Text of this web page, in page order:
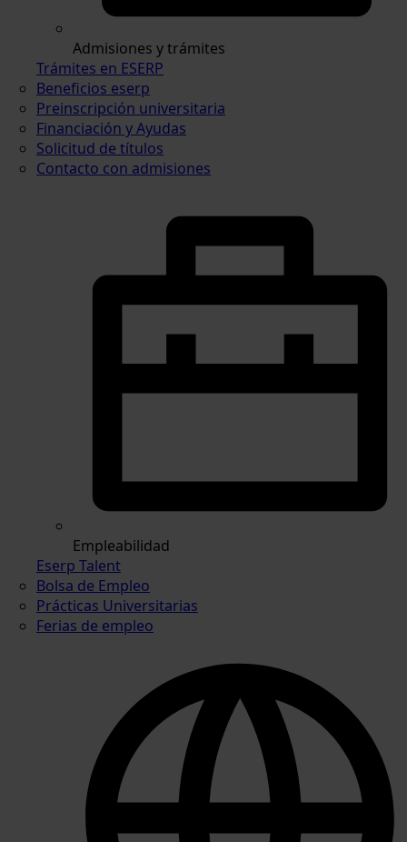
Admisiones y trámites
Trámites en ESERP
Beneficios eserp
Preinscripción universitaria
Financiación y Ayudas
Solicitud de títulos
Contacto con admisiones
Empleabilidad
Eserp Talent
Bolsa de Empleo
Prácticas Universitarias
Ferias de empleo